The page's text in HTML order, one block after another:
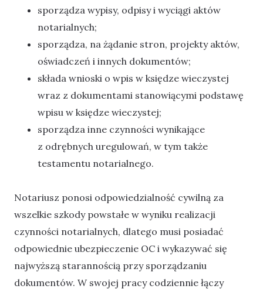
sporządza wypisy, odpisy i wyciągi aktów
notarialnych;
sporządza, na żądanie stron, projekty aktów,
oświadczeń i innych dokumentów;
składa wnioski o wpis w księdze wieczystej
wraz z dokumentami stanowiącymi podstawę
wpisu w księdze wieczystej;
sporządza inne czynności wynikające
z odrębnych uregulowań, w tym także
testamentu notarialnego.
Notariusz ponosi odpowiedzialność cywilną za
wszelkie szkody powstałe w wyniku realizacji
czynności notarialnych, dlatego musi posiadać
odpowiednie ubezpieczenie OC i wykazywać się
najwyższą starannością przy sporządzaniu
dokumentów. W swojej pracy codziennie łączy